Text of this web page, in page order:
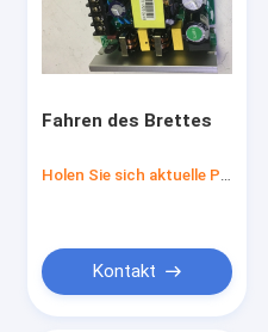
Fahren des Brettes
Holen Sie sich aktuelle Preis
Kontakt